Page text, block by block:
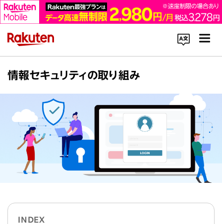
コーポレートサイト内を検索
楽天のサービス一覧はこちら
企業情報
情報セキュリティの取り組み
INDEX